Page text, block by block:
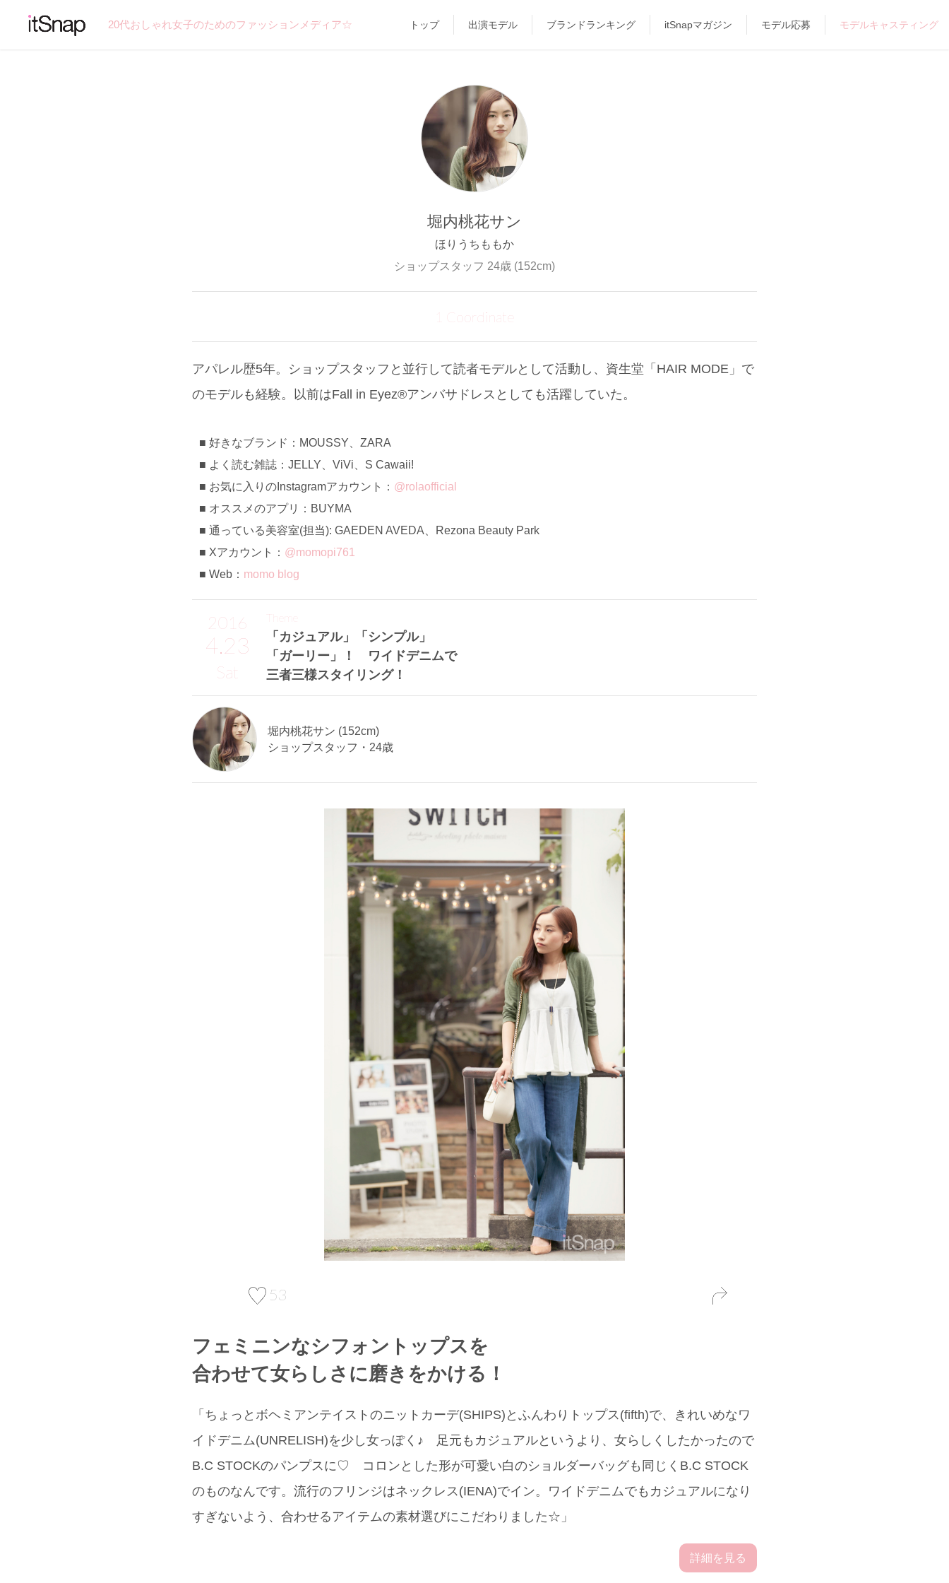
20代おしゃれ女子のためのファッションメディア☆ トップ 出演モデル ブランドランキング itSnapマガジン モデル応募 モデルキャスティング
堀内桃花サン
ほりうちももか
ショップスタッフ 24歳 (152cm)
1 Coordinate
アパレル歴5年。ショップスタッフと並行して読者モデルとして活動し、資生堂「HAIR MODE」で
のモデルも経験。以前はFall in Eyez®アンバサドレスとしても活躍していた。
好きなブランド：MOUSSY、ZARA
よく読む雑誌：JELLY、ViVi、S Cawaii!
お気に入りのInstagramアカウント： @rolaofficial
オススメのアプリ：BUYMA
通っている美容室(担当): GAEDEN AVEDA、Rezona Beauty Park
Xアカウント： @momopi761
Web： momo blog
2016
4.23
Sat
「カジュアル」「シンプル」
「ガーリー」！ ワイドデニムで
三者三様スタイリング！
Theme
堀内桃花サン (152cm)
ショップスタッフ・24歳
53
フェミニンなシフォントップスを
合わせて女らしさに磨きをかける！
「ちょっとボヘミアンテイストのニットカーデ(SHIPS)とふんわりトップス(fifth)で、きれいめなワ
イドデニム(UNRELISH)を少し女っぽく♪ 足元もカジュアルというより、女らしくしたかったので
B.C STOCKのパンプスに♡ コロンとした形が可愛い白のショルダーバッグも同じくB.C STOCK
のものなんです。流行のフリンジはネックレス(IENA)でイン。ワイドデニムでもカジュアルになり
すぎないよう、合わせるアイテムの素材選びにこだわりました☆」
詳細を見る